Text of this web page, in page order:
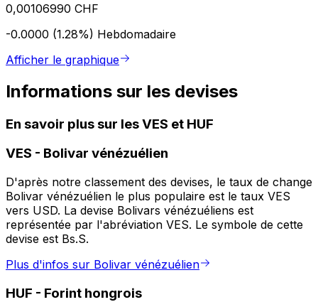
0,00106990 CHF
-0.0000 (1.28%) Hebdomadaire
Afficher le graphique
Informations sur les devises
En savoir plus sur les VES et HUF
VES - Bolivar vénézuélien
D'après notre classement des devises, le taux de change
Bolivar vénézuélien le plus populaire est le taux VES
vers USD. La devise Bolivars vénézuéliens est
représentée par l'abréviation VES. Le symbole de cette
devise est Bs.S.
Plus d'infos sur Bolivar vénézuélien
HUF - Forint hongrois